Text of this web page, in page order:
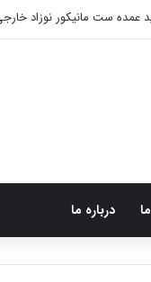
عمده ست مانیکور نوزاد
درباره ما